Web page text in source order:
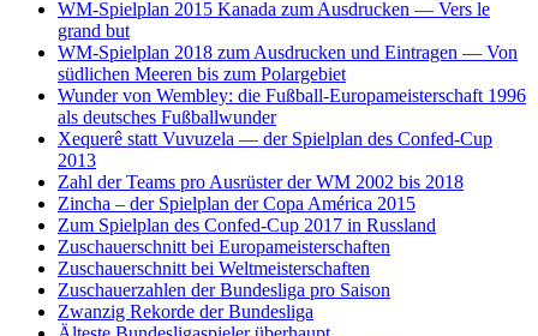
WM-Spielplan 2015 Kanada zum Ausdrucken — Vers le
grand but
WM-Spielplan 2018 zum Ausdrucken und Eintragen — Von
südlichen Meeren bis zum Polargebiet
Wunder von Wembley: die Fußball-Europameisterschaft 1996
als deutsches Fußballwunder
Xequerê statt Vuvuzela — der Spielplan des Confed-Cup
2013
Zahl der Teams pro Ausrüster der WM 2002 bis 2018
Zincha – der Spielplan der Copa América 2015
Zum Spielplan des Confed-Cup 2017 in Russland
Zuschauerschnitt bei Europameisterschaften
Zuschauerschnitt bei Weltmeisterschaften
Zuschauerzahlen der Bundesliga pro Saison
Zwanzig Rekorde der Bundesliga